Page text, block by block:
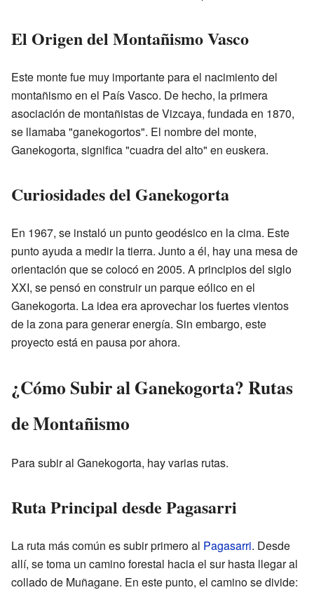
El Origen del Montañismo Vasco
Este monte fue muy importante para el nacimiento del
montañismo en el País Vasco. De hecho, la primera
asociación de montañistas de Vizcaya, fundada en 1870,
se llamaba "ganekogortos". El nombre del monte,
Ganekogorta, significa "cuadra del alto" en euskera.
Curiosidades del Ganekogorta
En 1967, se instaló un punto geodésico en la cima. Este
punto ayuda a medir la tierra. Junto a él, hay una mesa de
orientación que se colocó en 2005. A principios del siglo
XXI, se pensó en construir un parque eólico en el
Ganekogorta. La idea era aprovechar los fuertes vientos
de la zona para generar energía. Sin embargo, este
proyecto está en pausa por ahora.
¿Cómo Subir al Ganekogorta? Rutas
de Montañismo
Para subir al Ganekogorta, hay varias rutas.
Ruta Principal desde Pagasarri
La ruta más común es subir primero al Pagasarri. Desde
allí, se toma un camino forestal hacia el sur hasta llegar al
collado de Muñagane. En este punto, el camino se divide: